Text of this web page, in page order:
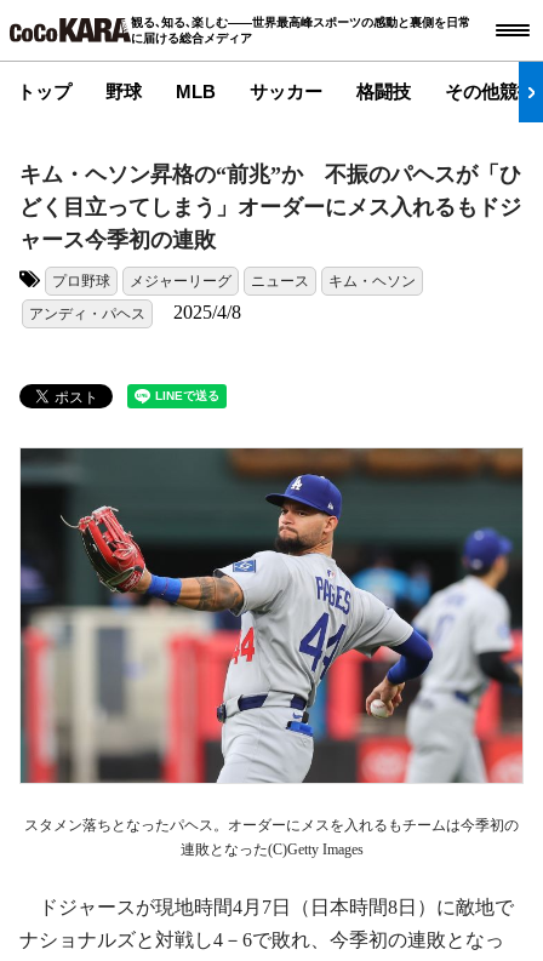
観る､知る､楽しむ――世界最高峰スポーツの感動と裏側を日常
に届ける総合メディア
トップ 野球 MLB サッカー 格闘技 その他競技
キム・ヘソン昇格の“前兆”か 不振のパヘスが「ひ
どく目立ってしまう」オーダーにメス入れるもドジ
ャース今季初の連敗
プロ野球 メジャーリーグ ニュース
キム・ヘソン
アンディ・パヘス
2025/4/8
スタメン落ちとなったパヘス。オーダーにメスを入れるもチームは今季初の
連敗となった(C)Getty Images
ドジャースが現地時間4月7日（日本時間8日）に敵地で
ナショナルズと対戦し4－6で敗れ、今季初の連敗となっ